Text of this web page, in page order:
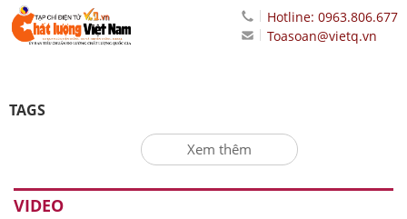
Hotline: 0963.806.677
Toasoan@vietq.vn
TAGS
Xem thêm
VIDEO